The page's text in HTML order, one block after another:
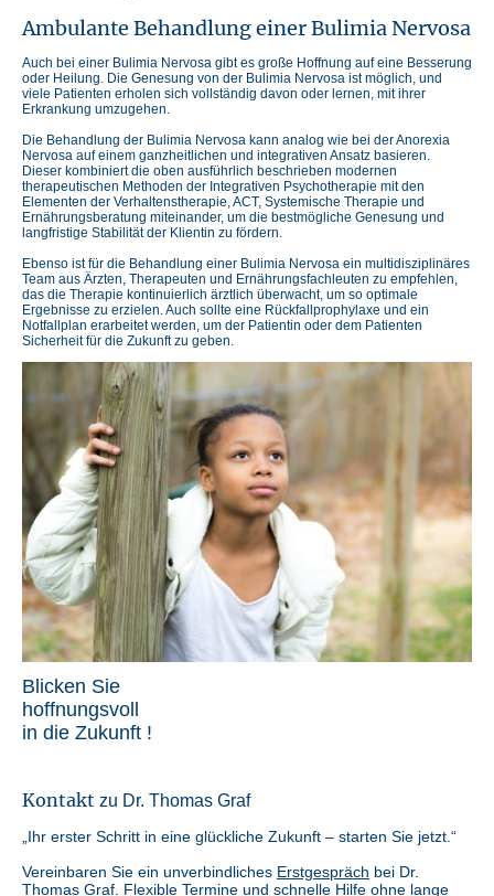
Ambulante Behandlung einer Bulimia Nervosa
Auch bei einer Bulimia Nervosa gibt es große Hoffnung auf eine Besserung
oder Heilung. Die Genesung von der Bulimia Nervosa ist möglich, und
viele Patienten erholen sich vollständig davon oder lernen, mit ihrer
Erkrankung umzugehen.
Die Behandlung der Bulimia Nervosa kann analog wie bei der Anorexia
Nervosa auf einem ganzheitlichen und integrativen Ansatz basieren.
Dieser kombiniert die oben ausführlich beschrieben modernen
therapeutischen Methoden der Integrativen Psychotherapie mit den
Elementen der Verhaltenstherapie, ACT, Systemische Therapie und
Ernährungsberatung miteinander, um die bestmögliche Genesung und
langfristige Stabilität der Klientin zu fördern.
Ebenso ist für die Behandlung einer Bulimia Nervosa ein multidisziplinäres
Team aus Ärzten, Therapeuten und Ernährungsfachleuten zu empfehlen,
das die Therapie kontinuierlich ärztlich überwacht, um so optimale
Ergebnisse zu erzielen. Auch sollte eine Rückfallprophylaxe und ein
Notfallplan erarbeitet werden, um der Patientin oder dem Patienten
Sicherheit für die Zukunft zu geben.
Blicken Sie
hoffnungsvoll
in die Zukunft !
Kontakt zu Dr. Thomas Graf
„Ihr erster Schritt in eine glückliche Zukunft – starten Sie jetzt.“
Vereinbaren Sie ein unverbindliches Erstgespräch bei Dr.
Thomas Graf. Flexible Termine und schnelle Hilfe ohne lange